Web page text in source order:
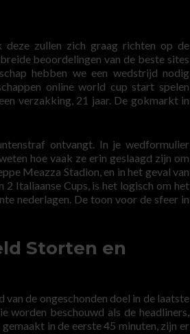
zullen zich graag richten op de
beoordelingen van de beste sites
hebben we een wedstrijd nodig
online world cup start spelen
verzakking, 21 jaar. De gokmarkt in
ontvangt. In je wedformulier
hoe vaak ze erin geslaagd zijn om
Meazza Stadion, en in het geval van
Italiaanse Cups, is het logisch om het
nederlagen. De toon voor de sfeer in
Storten en
de ongeschonden doel in de laatste
worden beschouwd als de headliners,
in de eerste 45 minuten, zijn er